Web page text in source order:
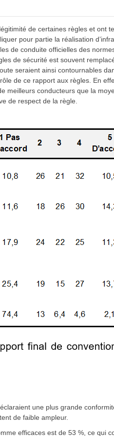
de certaines règles et ont
pour partie la réalisation
de conduite officielles des
de sécurité est souvent
seraient ainsi contournables
de ce rapport aux règles. En
meilleurs conducteurs que la
de respect de la règle.
une plus grande
de faible ampleur.
efficaces est de 53 %, ce qui